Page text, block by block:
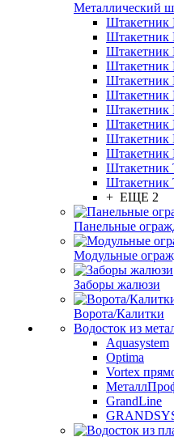
Металлический
Штакетник
Штакетник
Штакетник
Штакетник
Штакетник
Штакетник
Штакетник
Штакетник
Штакетник
Штакетник
Штакетник
Штакетник
+ ЕЩЕ 2
Панельные
Модульные
Заборы жалюзи
Ворота/Калитки
Водосток из
Aquasystem
Optima
Vortex
GrandLine